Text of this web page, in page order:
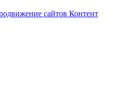
сайтов Контент